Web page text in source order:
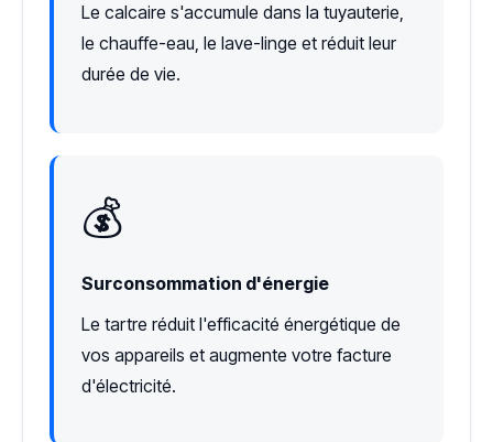
Le calcaire s'accumule dans la tuyauterie,
le chauffe-eau, le lave-linge et réduit leur
durée de vie.
💰
Surconsommation d'énergie
Le tartre réduit l'efficacité énergétique de
vos appareils et augmente votre facture
d'électricité.